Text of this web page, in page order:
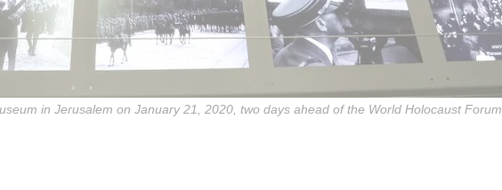
in Jerusalem on January 21, 2020, two days ahead of the World Holocaust Forum.